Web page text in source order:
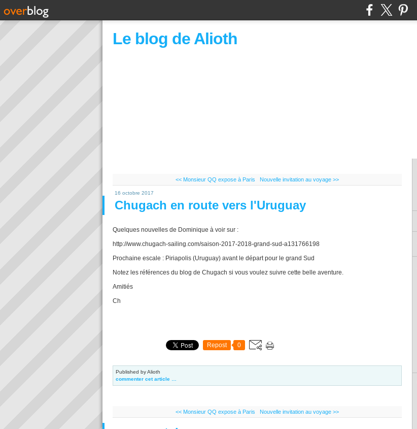
Le blog de Alioth
<< Monsieur QQ expose à Paris Nouvelle invitation au voyage >>
16 octobre 2017
Chugach en route vers l'Uruguay
Quelques nouvelles de Dominique à voir sur :
http://www.chugach-sailing.com/saison-2017-2018-grand-sud-a131766198
Prochaine escale : Piriapolis (Uruguay) avant le départ pour le grand Sud
Notez les références du blog de Chugach si vous voulez suivre cette belle aventure.
Amitiés
Ch
Repost 0
Published by Alioth
commenter cet article
<< Monsieur QQ expose à Paris Nouvelle invitation au voyage >>